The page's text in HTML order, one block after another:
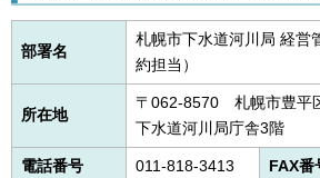
部署名
札幌市下水道河川局 経営
約担当）
所在地
〒062-8570 札幌市豊平
下水道河川局庁舎3階
電話番号 011-818-3413 FAX番